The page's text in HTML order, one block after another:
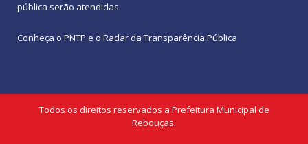
pública serão atendidas.
Conheça o PNTP e o Radar da Transparência Pública
Todos os direitos reservados a Prefeitura Municipal de
Rebouças.